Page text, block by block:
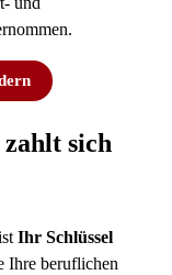
sich
Ihr Schlüssel
Ihre beruflichen